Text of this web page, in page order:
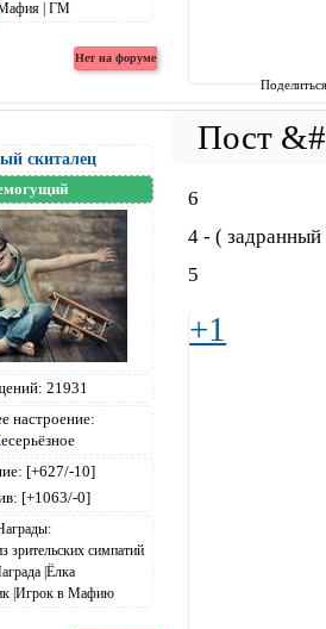
скиталец
21931
настроение:
[+627/-10]
[+1063/-0]
6
4 - (
5
+1